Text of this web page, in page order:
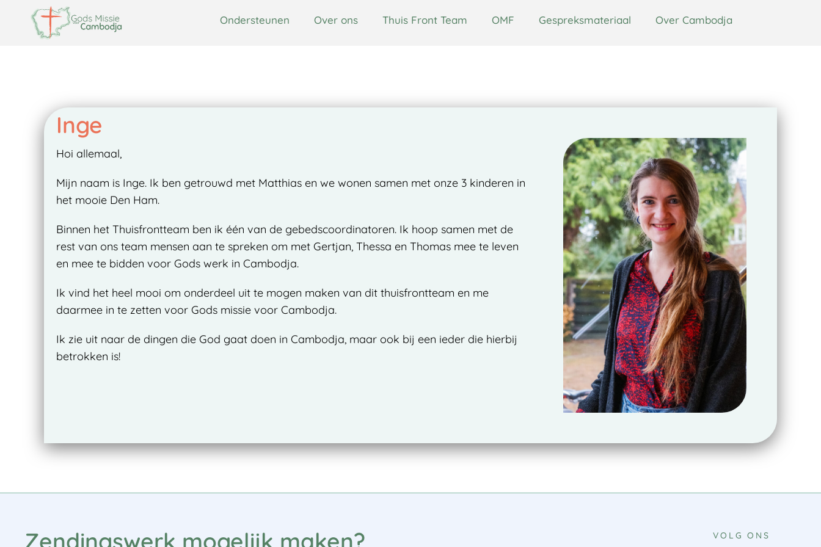
Ondersteunen Over ons Thuis Front Team OMF Gespreksmateriaal Over Cambodja
Ondersteunen Over ons Thuis Front Team OMF Gespreksmateriaal Over Cambodja
Inge
Hoi allemaal,
Mijn naam is Inge. Ik ben getrouwd met Matthias en we wonen samen met onze 3 kinderen in
het mooie Den Ham.
Binnen het Thuisfrontteam ben ik één van de gebedscoordinatoren. Ik hoop samen met de
rest van ons team mensen aan te spreken om met Gertjan, Thessa en Thomas mee te leven
en mee te bidden voor Gods werk in Cambodja.
Ik vind het heel mooi om onderdeel uit te mogen maken van dit thuisfrontteam en me
daarmee in te zetten voor Gods missie voor Cambodja.
Ik zie uit naar de dingen die God gaat doen in Cambodja, maar ook bij een ieder die hierbij
betrokken is!
Zendingswerk mogelijk maken? VOLG ONS